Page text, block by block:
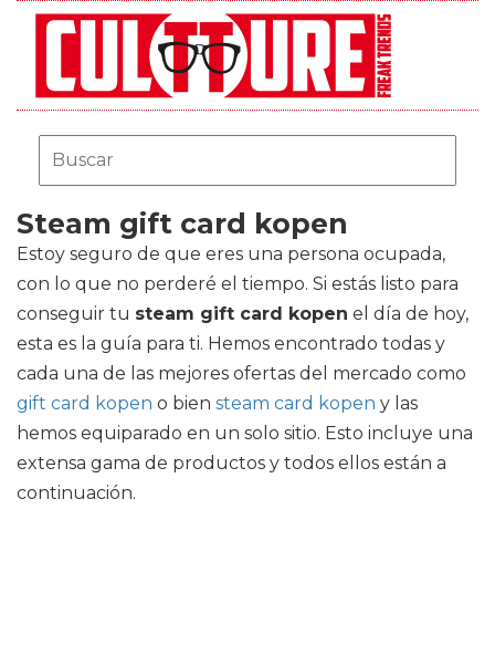
Steam gift card kopen
Estoy seguro de que eres una persona ocupada,
con lo que no perderé el tiempo. Si estás listo para
conseguir tu steam gift card kopen el día de hoy,
esta es la guía para ti. Hemos encontrado todas y
cada una de las mejores ofertas del mercado como
gift card kopen o bien steam card kopen y las
hemos equiparado en un solo sitio. Esto incluye una
extensa gama de productos y todos ellos están a
continuación.